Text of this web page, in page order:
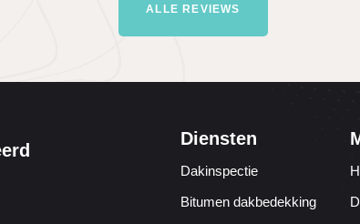
ALLE REVIEWS
Diensten
Dakinspectie
Bitumen dakbedekking